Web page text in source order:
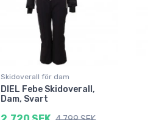
Skidoverall för dam
DIEL Febe Skidoverall,
Dam, Svart